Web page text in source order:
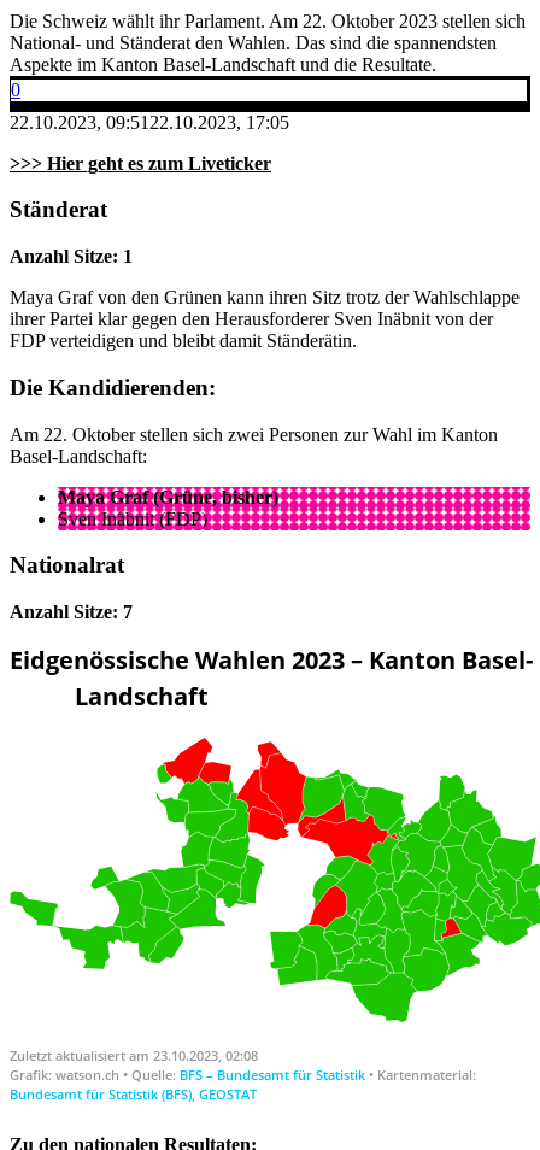
Die Schweiz wählt ihr Parlament. Am 22. Oktober 2023 stellen sich
National- und Ständerat den Wahlen. Das sind die spannendsten
Aspekte im Kanton Basel-Landschaft und die Resultate.
0
22.10.2023, 09:51 22.10.2023, 17:05
>>> Hier geht es zum Liveticker
Ständerat
Anzahl Sitze: 1
Maya Graf von den Grünen kann ihren Sitz trotz der Wahlschlappe
ihrer Partei klar gegen den Herausforderer Sven Inäbnit von der
FDP verteidigen und bleibt damit Ständerätin.
Die Kandidierenden:
Am 22. Oktober stellen sich zwei Personen zur Wahl im Kanton
Basel-Landschaft:
Maya Graf (Grüne, bisher)
Sven Inäbnit (FDP)
Nationalrat
Anzahl Sitze: 7
Zu den nationalen Resultaten: